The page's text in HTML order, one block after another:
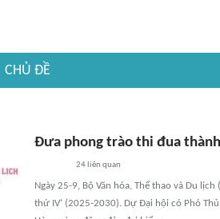
CHỦ ĐỀ
Đưa phong trào thi đua
24liên quan
Ngày 25-9, Bộ Văn hóa, Thể thao và Du
thứ IV' (2025-2030). Dự Đại hội có Phó